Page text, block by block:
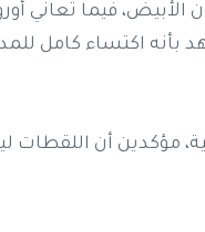
فيما تعاني
بأنه اكتساء كامل
مؤكدين أن